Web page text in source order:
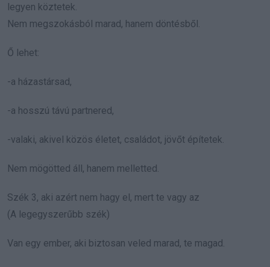
legyen köztetek.
Nem megszokásból marad, hanem döntésből.
Ő lehet:
-a házastársad,
-a hosszú távú partnered,
-valaki, akivel közös életet, családot, jövőt építetek.
Nem mögötted áll, hanem melletted.
Szék 3, aki azért nem hagy el, mert te vagy az
(A legegyszerűbb szék)
Van egy ember, aki biztosan veled marad, te magad.